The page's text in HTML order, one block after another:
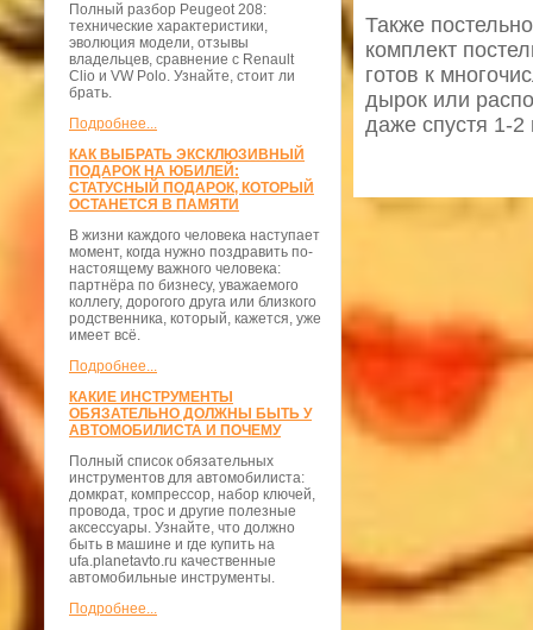
Полный разбор Peugeot 208:
технические характеристики,
эволюция модели, отзывы
владельцев, сравнение с Renault
Clio и VW Polo. Узнайте, стоит ли
брать.
Подробнее...
КАК ВЫБРАТЬ ЭКСКЛЮЗИВНЫЙ
ПОДАРОК НА ЮБИЛЕЙ:
СТАТУСНЫЙ ПОДАРОК, КОТОРЫЙ
ОСТАНЕТСЯ В ПАМЯТИ
В жизни каждого человека наступает
момент, когда нужно поздравить по-
настоящему важного человека:
партнёра по бизнесу, уважаемого
коллегу, дорогого друга или близкого
родственника, который, кажется, уже
имеет всё.
Подробнее...
КАКИЕ ИНСТРУМЕНТЫ
ОБЯЗАТЕЛЬНО ДОЛЖНЫ БЫТЬ У
АВТОМОБИЛИСТА И ПОЧЕМУ
Полный список обязательных
инструментов для автомобилиста:
домкрат, компрессор, набор ключей,
провода, трос и другие полезные
аксессуары. Узнайте, что должно
быть в машине и где купить на
ufa.planetavto.ru качественные
автомобильные инструменты.
Подробнее...
Также
комплект
готов к
дырок или
даже спустя 1-2